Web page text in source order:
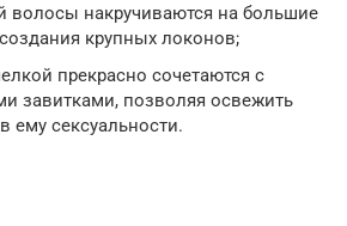
волосы накручиваются на большие
крупных локонов;
прекрасно сочетаются с
завитками, позволяя освежить
ему сексуальности.